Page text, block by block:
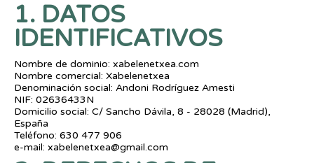
1. DATOS
IDENTIFICATIVOS
Nombre de dominio: xabelenetxea.com
Nombre comercial: Xabelenetxea
Denominación social: Andoni Rodríguez Amesti
NIF: 02636433N
Domicilio social: C/ Sancho Dávila, 8 - 28028 (Madrid),
España
Teléfono: 630 477 906
e-mail: xabelenetxea@gmail.com